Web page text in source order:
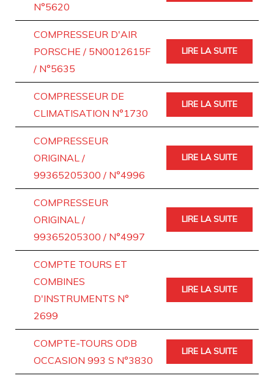
N°5620
COMPRESSEUR D'AIR
PORSCHE / 5N0012615F
/ N°5635
LIRE LA SUITE
COMPRESSEUR DE
CLIMATISATION N°1730
LIRE LA SUITE
COMPRESSEUR
ORIGINAL /
99365205300 / N°4996
LIRE LA SUITE
COMPRESSEUR
ORIGINAL /
99365205300 / N°4997
LIRE LA SUITE
COMPTE TOURS ET
COMBINES
D'INSTRUMENTS N°
2699
LIRE LA SUITE
COMPTE-TOURS ODB
OCCASION 993 S N°3830
LIRE LA SUITE